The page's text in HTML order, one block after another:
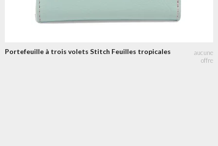
Portefeuille à trois volets Stitch Feuilles tropicales